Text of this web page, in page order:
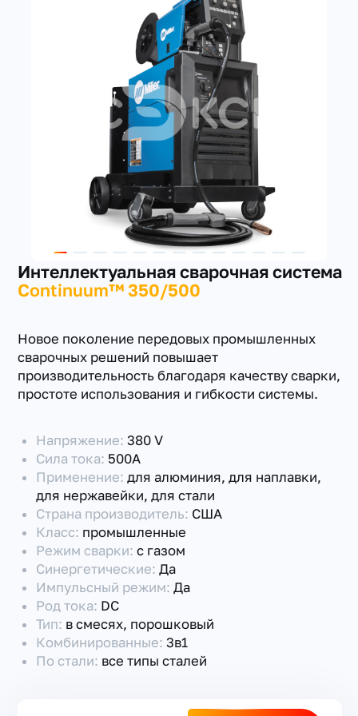
+7(351) 223-98-74
заказать звонок
Интеллектуальная сварочная система
Continuum™ 350/500
Новое поколение передовых промышленных
сварочных решений повышает
производительность благодаря качеству сварки,
простоте использования и гибкости системы.
Напряжение:380 V
Сила тока: 500А
Применение:для алюминия, для наплавки,
для нержавейки, для стали
Страна производитель: США
Класс: промышленные
Режим сварки:с газом
Синергетические:Да
Импульсный режим:Да
Род тока: DC
Тип: в смесях, порошковый
Комбинированные:3в1
По стали: все типы сталей